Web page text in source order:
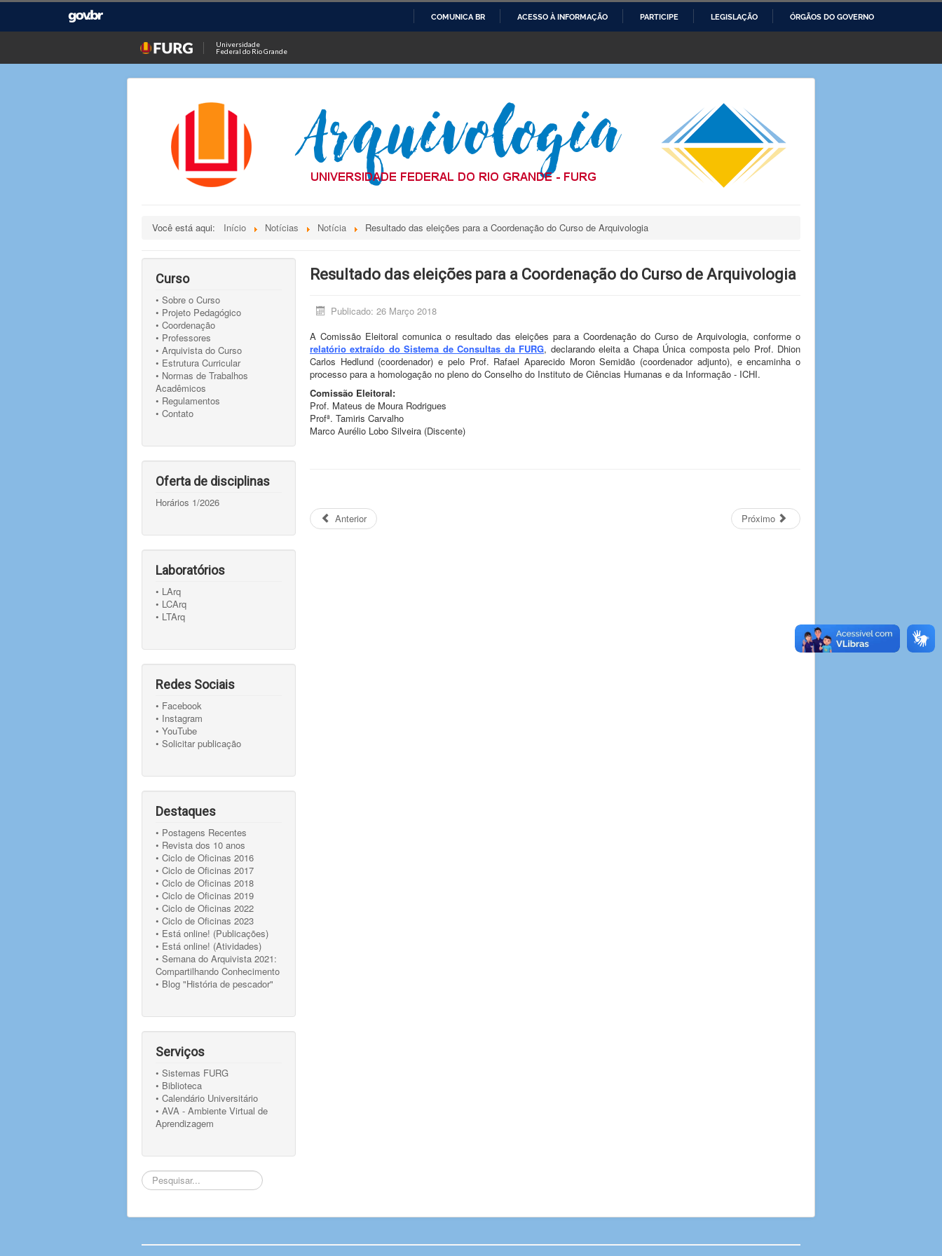
O
CONTEÚDO
COMUNICA BR ACESSO À INFORMAÇÃO PARTICIPE LEGISLAÇÃO ÓRGÃOS DO GOVERNO
Universidade
Federal do Rio Grande
Você está aqui: Início Notícias Notícia Resultado das eleições para a Coordenação do Curso de Arquivologia
Curso
• Sobre o Curso
• Projeto Pedagógico
• Coordenação
• Professores
• Arquivista do Curso
• Estrutura Curricular
• Normas de Trabalhos
Acadêmicos
• Regulamentos
• Contato
Oferta de disciplinas
Horários 1/2026
Laboratórios
• LArq
• LCArq
• LTArq
Redes Sociais
• Facebook
• Instagram
• YouTube
• Solicitar publicação
Destaques
• Postagens Recentes
• Revista dos 10 anos
• Ciclo de Oficinas 2016
• Ciclo de Oficinas 2017
• Ciclo de Oficinas 2018
• Ciclo de Oficinas 2019
• Ciclo de Oficinas 2022
• Ciclo de Oficinas 2023
• Está online! (Publicações)
• Está online! (Atividades)
• Semana do Arquivista 2021:
Compartilhando Conhecimento
• Blog "História de pescador"
Serviços
• Sistemas FURG
• Biblioteca
• Calendário Universitário
• AVA - Ambiente Virtual de
Aprendizagem
Pesquisar...
Resultado das eleições para a Coordenação do Curso de Arquivologia
Publicado: 26 Março 2018
A Comissão Eleitoral comunica o resultado das eleições para a Coordenação do Curso de Arquivologia, conforme o
relatório extraído do Sistema de Consultas da FURG, declarando eleita a Chapa Única composta pelo Prof. Dhion
Carlos Hedlund (coordenador) e pelo Prof. Rafael Aparecido Moron Semidão (coordenador adjunto), e encaminha o
processo para a homologação no pleno do Conselho do Instituto de Ciências Humanas e da Informação - ICHI.
Comissão Eleitoral:
Prof. Mateus de Moura Rodrigues
Profª. Tamiris Carvalho
Marco Aurélio Lobo Silveira (Discente)
Anterior Próximo